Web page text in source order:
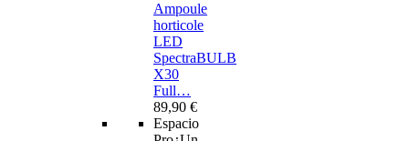
Ampoule
horticole
LED
SpectraBULB
X30
Full…
89,90 €
Espacio